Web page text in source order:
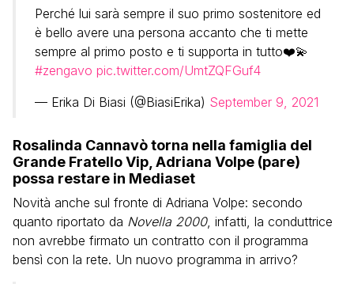
Perché lui sarà sempre il suo primo sostenitore ed
è bello avere una persona accanto che ti mette
sempre al primo posto e ti supporta in tutto❤️💫
#zengavo pic.twitter.com/UmtZQFGuf4
— Erika Di Biasi (@BiasiErika) September 9, 2021
Rosalinda Cannavò torna nella famiglia del
Grande Fratello Vip, Adriana Volpe (pare)
possa restare in Mediaset
Novità anche sul fronte di Adriana Volpe: secondo
quanto riportato da Novella 2000, infatti, la conduttrice
non avrebbe firmato un contratto con il programma
bensì con la rete. Un nuovo programma in arrivo?